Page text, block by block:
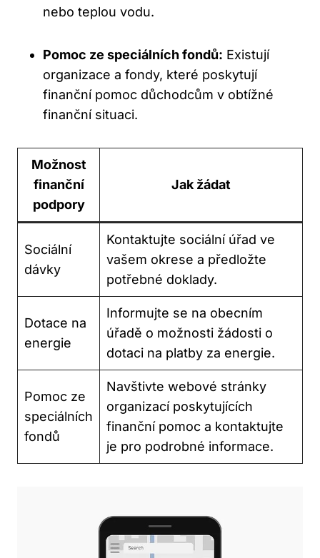
nebo teplou vodu.
Pomoc ze speciálních fondů: Existují
organizace a fondy, které poskytují
finanční pomoc důchodcům v obtížné
finanční situaci.
Možnost
finanční
podpory
Jak žádat
Sociální
dávky
Kontaktujte sociální úřad ve
vašem okrese a předložte
potřebné doklady.
Dotace na
energie
Informujte se na obecním
úřadě o možnosti žádosti o
dotaci na platby za energie.
Pomoc ze
speciálních
fondů
Navštivte webové stránky
organizací poskytujících
finanční pomoc a kontaktujte
je pro podrobné informace.